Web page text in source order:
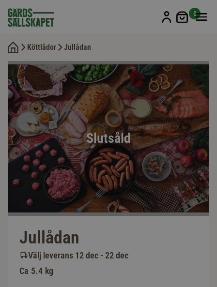
Min
0
Köttlådor Jullådan
Slutsåld
Jullådan
Välj leverans 12 dec - 22 dec
Ca 5.4 kg